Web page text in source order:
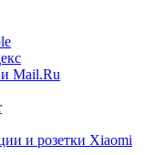
Mail.Ru
и розетки Xiaomi